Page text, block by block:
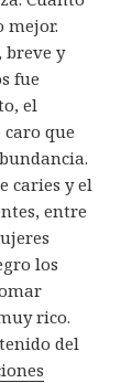
mejor.
breve y
fue
el
que
caries y el
entre
los
rico.
del